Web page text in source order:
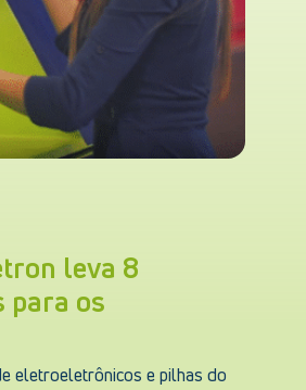
leva 8
para os
eletroeletrônicos e pilhas do